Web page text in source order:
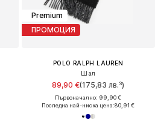
Premium
ПРОМОЦИЯ
POLO RALPH LAUREN
Шал
89,90 €(175,83 лв.³)
Първоначално: 99,90 €
Последна най-ниска цена:80,91 €